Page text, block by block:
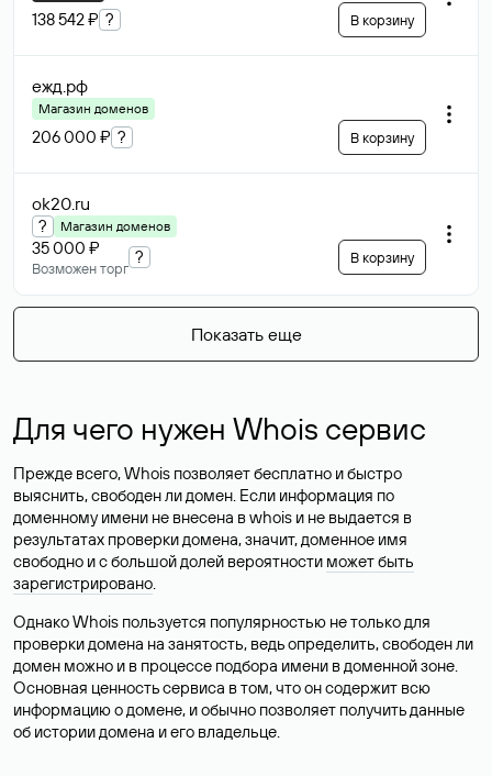
138 542 ₽ ? В корзину
ежд.рф
Магазин доменов
206 000 ₽ ? В корзину
ok20.ru
? Магазин доменов
35 000 ₽
Возможен торг
? В корзину
Показать еще
Для чего нужен Whois сервис
Прежде всего, Whois позволяет бесплатно и быстро
выяснить, свободен ли домен. Если информация по
доменному имени не внесена в whois и не выдается в
результатах проверки домена, значит, доменное имя
свободно и с большой долей вероятности может быть
зарегистрировано.
Однако Whois пользуется популярностью не только для
проверки домена на занятость, ведь определить, свободен ли
домен можно и в процессе подбора имени в доменной зоне.
Основная ценность сервиса в том, что он содержит всю
информацию о домене, и обычно позволяет получить данные
об истории домена и его владельце.